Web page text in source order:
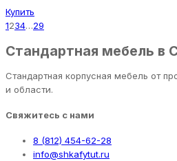
Купить
1234…29
Стандартная мебель в
Стандартная корпусная мебель от
и области.
Свяжитесь с нами
8 (812) 454-62-28
info@shkafytut.ru